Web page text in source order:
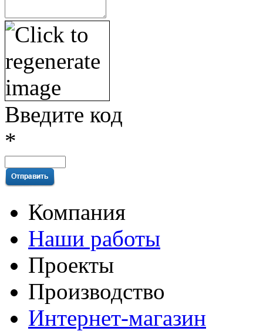
Введите код
*
Компания
Наши работы
Проекты
Производство
Интернет-магазин